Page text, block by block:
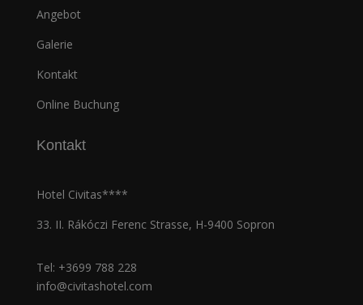
Angebot
Galerie
Kontakt
Online Buchung
Kontakt
Hotel Civitas****
33. II. Rákóczi Ferenc Strasse, H-9400 Sopron
Tel: +3699 788 228
info@civitashotel.com